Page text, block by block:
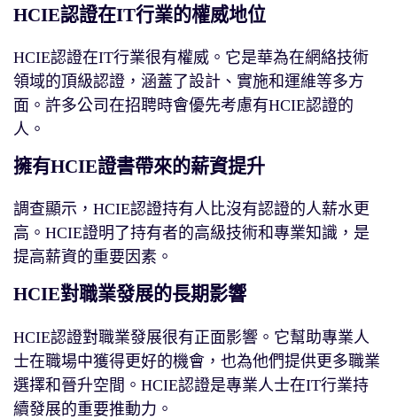
HCIE認證在IT行業的權威地位
HCIE認證在IT行業很有權威。它是華為在網絡技術
領域的頂級認證，涵蓋了設計、實施和運維等多方
面。許多公司在招聘時會優先考慮有HCIE認證的
人。
擁有HCIE證書帶來的薪資提升
調查顯示，HCIE認證持有人比沒有認證的人薪水更
高。HCIE證明了持有者的高級技術和專業知識，是
提高薪資的重要因素。
HCIE對職業發展的長期影響
HCIE認證對職業發展很有正面影響。它幫助專業人
士在職場中獲得更好的機會，也為他們提供更多職業
選擇和晉升空間。HCIE認證是專業人士在IT行業持
續發展的重要推動力。